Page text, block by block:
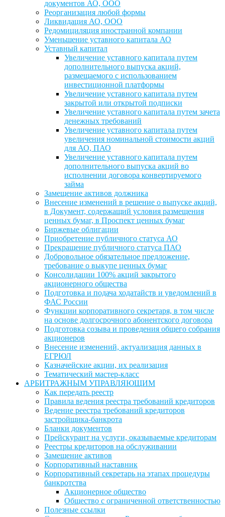
документов АО, ООО
Реорганизация любой формы
Ликвидация АО, ООО
Редомициляция иностранной компании
Уменьшение уставного капитала АО
Уставный капитал
Увеличение уставного капитала путем
дополнительного выпуска акций,
размещаемого с использованием
инвестиционной платформы
Увеличение уставного капитала путем
закрытой или открытой подписки
Увеличение уставного капитала путем зачета
денежных требований
Увеличение уставного капитала путем
увеличения номинальной стоимости акций
для АО, ПАО
Увеличение уставного капитала путем
дополнительного выпуска акций во
исполнении договора конвертируемого
займа
Замещение активов должника
Внесение изменений в решение о выпуске акций,
в Документ, содержащий условия размещения
ценных бумаг, в Проспект ценных бумаг
Биржевые облигации
Приобретение публичного статуса АО
Прекращение публичного статуса ПАО
Добровольное обязательное предложение,
требование о выкупе ценных бумаг
Консолидации 100% акций закрытого
акционерного общества
Подготовка и подача ходатайств и уведомлений в
ФАС России
Функции корпоративного секретаря, в том числе
на основе долгосрочного абонентского договора
Подготовка созыва и проведения общего собрания
акционеров
Внесение изменений, актуализация данных в
ЕГРЮЛ
Казначейские акции, их реализация
Тематический мастер-класс
АРБИТРАЖНЫМ УПРАВЛЯЮЩИМ
Как передать реестр
Правила ведения реестра требований кредиторов
Ведение реестра требований кредиторов
застройщика-банкрота
Бланки документов
Прейскурант на услуги, оказываемые кредиторам
Реестры кредиторов на обслуживании
Замещение активов
Корпоративный наставник
Корпоративный секретарь на этапах процедуры
банкротства
Акционерное общество
Общество с ограниченной ответственностью
Полезные ссылки